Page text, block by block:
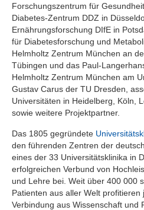
Forschungszentrum für
Diabetes-Zentrum DDZ in
Ernährungsforschung DIfE in
für Diabetesforschung und
Helmholtz Zentrum München an
Tübingen und das Paul-
Helmholtz Zentrum München am
Gustav Carus der TU Dresden,
Universitäten in Heidelberg, Köln,
sowie weitere Projektpartner.
Das 1805 gegründete
den führenden Zentren der
eines der 33 Universitätsklinika in
erfolgreichen Verbund von
und Lehre bei. Weit über 400 000
Patienten aus aller Welt profitieren
Verbindung aus Wissenschaft und